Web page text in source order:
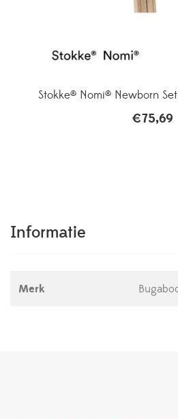
Stokke® Nomi® Newborn
€75,69
Informatie
Merk